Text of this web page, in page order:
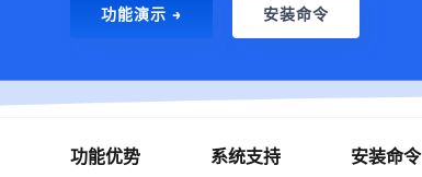
功能演示 → 安装命令
功能优势 系统支持 安装命令